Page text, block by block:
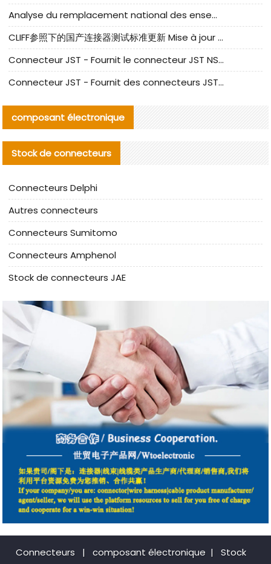
Analyse du remplacement national des ensembles de câbles à fréquence élevée I-PEX
CLIFF参照下的国产连接器测试标准更新 Mise à jour des normes de test des connecteurs nationaux sous la référence CLIFF
Connecteur JST - Fournit le connecteur JST NSHR-02V-S original | Équivalent
Connecteur JST - Fournit des connecteurs JST GHR-09V-S authentiques et des produits de remplacement|
composant électronique
Stock de connecteurs
Connecteurs Delphi
Autres connecteurs
Connecteurs Sumitomo
Connecteurs Amphenol
Stock de connecteurs JAE
Connecteurs | composant électronique |
Stock